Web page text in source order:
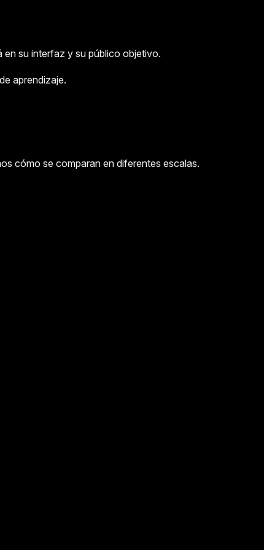
en su interfaz y su público objetivo.
aprendizaje.
cómo se comparan en diferentes escalas.